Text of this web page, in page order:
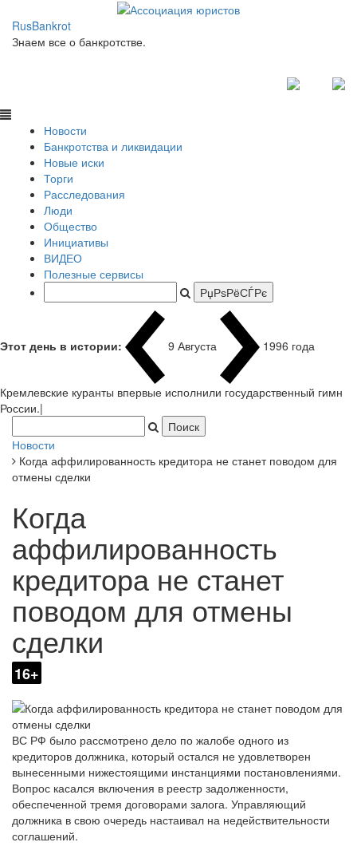
RusBankrot
Знаем все о банкротстве.
Новости
Банкротства и ликвидации
Новые иски
Торги
Расследования
Люди
Общество
Инициативы
ВИДЕО
Полезные сервисы
Этот день в истории: 9 Августа 1996 года
Кремлевские куранты впервые исполнили государственный гимн
Росс|
Новости
Когда аффилированность кредитора не станет поводом для
отмены сделки
Когда
аффилированность
кредитора не станет
поводом для отмены
сделки
16+
ВС РФ было рассмотрено дело по жалобе одного из
кредиторов должника, который остался не удовлетворен
вынесенными нижестоящими инстанциями постановлениями.
Вопрос касался включения в реестр задолженности,
обеспеченной тремя договорами залога. Управляющий
должника в свою очередь настаивал на недействительности
соглашений.